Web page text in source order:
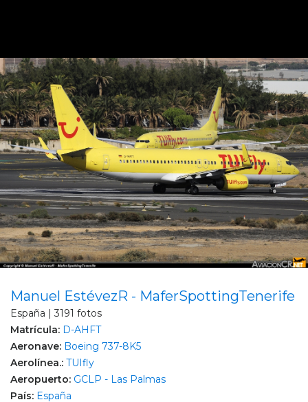
Manuel EstévezR - MaferSpottingTenerife
España | 3191 fotos
Matrícula: D-AHFT
Aeronave: Boeing 737-8K5
Aerolínea.: TUIfly
Aeropuerto: GCLP - Las Palmas
País: España